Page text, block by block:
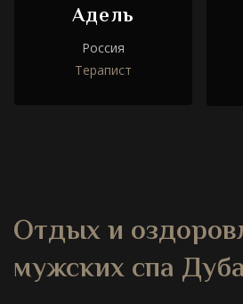
Адель
Россия
Терапист
Отдых и
мужских спа